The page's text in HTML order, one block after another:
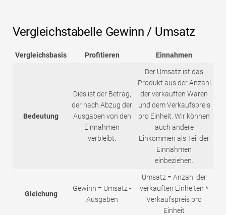
Vergleichstabelle Gewinn / Umsatz
Vergleichsbasis Profitieren Einnahmen
Bedeutung
Dies ist der Betrag,
der nach Abzug der
Ausgaben von den
Einnahmen
verbleibt.
Der Umsatz ist das
Produkt aus der Anzahl
der verkauften Waren
und dem Verkaufspreis
pro Einheit. Wir können
auch andere
Einkommen als Teil der
Einnahmen
einbeziehen.
Gleichung
Gewinn = Umsatz -
Ausgaben
Umsatz = Anzahl der
verkauften Einheiten *
Verkaufspreis pro
Einheit